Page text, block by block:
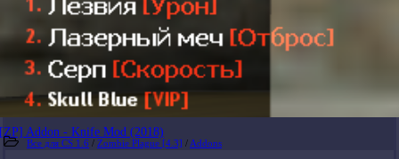
[ZP] Addon - Knife Mod (2018)
Все для CS 1.6 / Zombie Plague [4.3] / Addons